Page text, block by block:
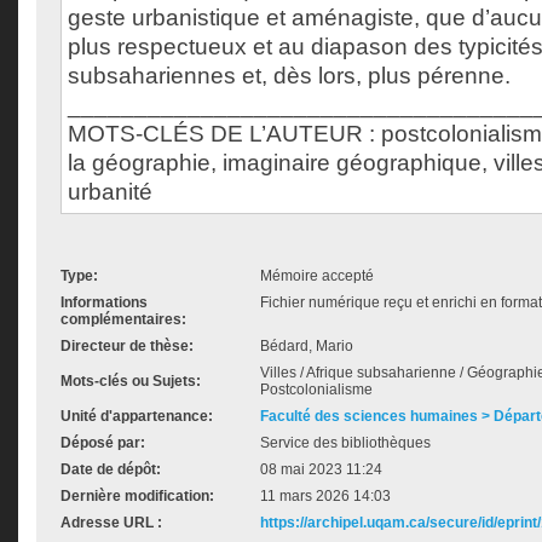
geste urbanistique et aménagiste, que
plus respectueux et au diapason des
subsahariennes et, dès lors, plus pérenne.
MOTS-CLÉS DE L’AUTEUR :
la géographie, imaginaire géographique,
urbanité
Type:
Mémoire accepté
Informations
complémentaires:
Fichier numérique reçu et enrichi en
Directeur de thèse: Bédard, Mario
Mots-clés ou Sujets:
Villes / Afrique subsaharienne /
Postcolonialisme
Unité d'appartenance:
Faculté des sciences humaines >
Déposé par:
Service des bibliothèques
Date de dépôt:
08 mai 2023 11:24
Dernière modification:
11 mars 2026 14:03
Adresse URL :
https://archipel.uqam.ca/secure/id/